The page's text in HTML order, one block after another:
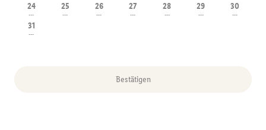
24
---
25
---
26
---
27
---
28
---
29
---
30
---
31
---
Bestätigen